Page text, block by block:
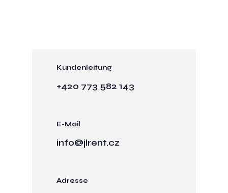
Kundenleitung
+420 773 582 143
E-Mail
info@jlrent.cz
Adresse